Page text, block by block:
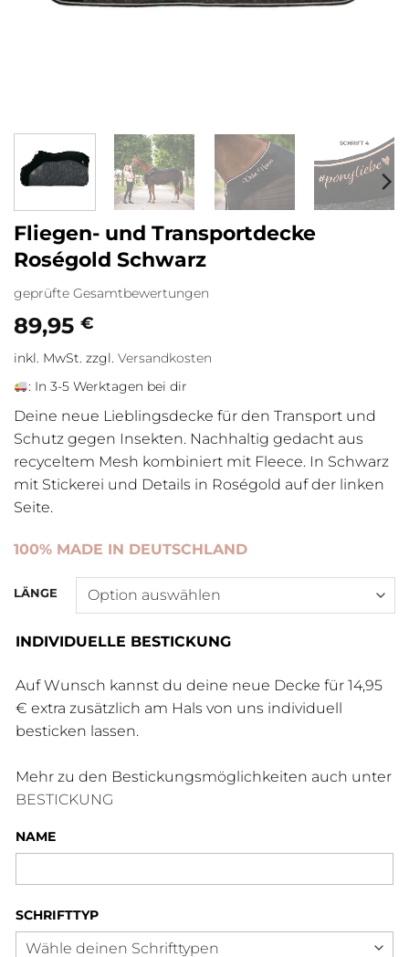
Fliegen- und Transportdecke
Roségold Schwarz
geprüfte Gesamtbewertungen
89,95 €
inkl. MwSt. zzgl. Versandkosten
: In 3-5 Werktagen bei dir
Deine neue Lieblingsdecke für den Transport und
Schutz gegen Insekten. Nachhaltig gedacht aus
recyceltem Mesh kombiniert mit Fleece. In Schwarz
mit Stickerei und Details in Roségold auf der linken
Seite.
100% MADE IN DEUTSCHLAND
LÄNGE
INDIVIDUELLE BESTICKUNG
Auf Wunsch kannst du deine neue Decke für 14,95
€ extra zusätzlich am Hals von uns individuell
besticken lassen.
Mehr zu den Bestickungsmöglichkeiten auch unter
BESTICKUNG
NAME
SCHRIFTTYP